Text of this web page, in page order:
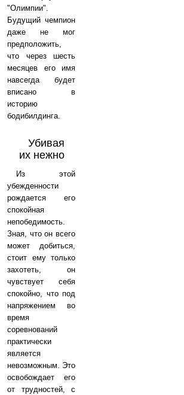
"Олимпии".
Будущий чемпион
даже не мог
предположить,
что через шесть
месяцев его имя
навсегда будет
вписано в
историю
бодибилдинга.
Убивая
их нежно
Из этой
убежденности
рождается его
спокойная
непобедимость.
Зная, что он всего
может добиться,
стоит ему только
захотеть, он
чувствует себя
спокойно, что под
напряжением во
время
соревнований
практически
является
невозможным. Это
освобождает его
от трудностей, с